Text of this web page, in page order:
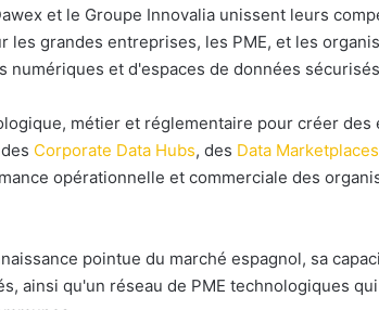
et le Groupe Innovalia unissent leurs
les grandes entreprises, les PME, et les
et d'espaces de données
métier et réglementaire pour créer des
Corporate Data Hubs, des Data Marketplaces
opérationnelle et commerciale des
pointue du marché espagnol, sa
ainsi qu'un réseau de PME technologiques